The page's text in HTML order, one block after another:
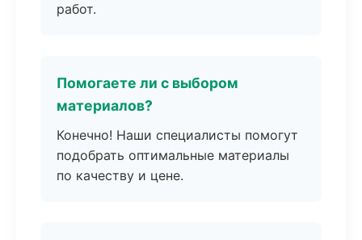
работ.
Помогаете ли с выбором
материалов?
Конечно! Наши специалисты помогут
подобрать оптимальные материалы
по качеству и цене.